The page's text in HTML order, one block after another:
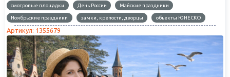
смотровые площадки День России Майские праздники
Ноябрьские праздники замки, крепости, дворцы объекты ЮНЕСКО
Артикул: 1355679